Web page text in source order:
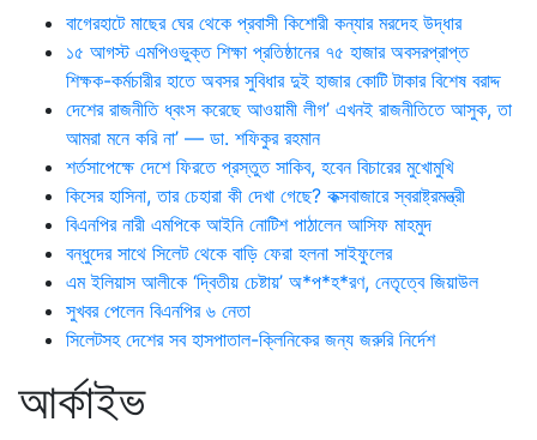
বাগেরহাটে মাছের ঘের থেকে প্রবাসী কিশোরী কন্যার মরদেহ উদ্ধার
১৫ আগস্ট এমপিওভুক্ত শিক্ষা প্রতিষ্ঠানের ৭৫ হাজার অবসরপ্রাপ্ত
শিক্ষক-কর্মচারীর হাতে অবসর সুবিধার দুই হাজার কোটি টাকার বিশেষ বরাদ্দ
দেশের রাজনীতি ধ্বংস করেছে আওয়ামী লীগ’ এখনই রাজনীতিতে আসুক, তা
আমরা মনে করি না’ — ডা. শফিকুর রহমান
শর্তসাপেক্ষে দেশে ফিরতে প্রস্তুত সাকিব, হবেন বিচারের মুখোমুখি
কিসের হাসিনা, তার চেহারা কী দেখা গেছে? কক্সবাজারে স্বরাষ্ট্রমন্ত্রী
বিএনপির নারী এমপিকে আইনি নোটিশ পাঠালেন আসিফ মাহমুদ
বন্ধুদের সাথে সিলেট থেকে বাড়ি ফেরা হলনা সাইফুলের
এম ইলিয়াস আলীকে ‘দ্বিতীয় চেষ্টায়’ অ*প*হ*রণ, নেতৃত্বে জিয়াউল
সুখবর পেলেন বিএনপির ৬ নেতা
সিলেটসহ দেশের সব হাসপাতাল-ক্লিনিকের জন্য জরুরি নির্দেশ
আর্কাইভ